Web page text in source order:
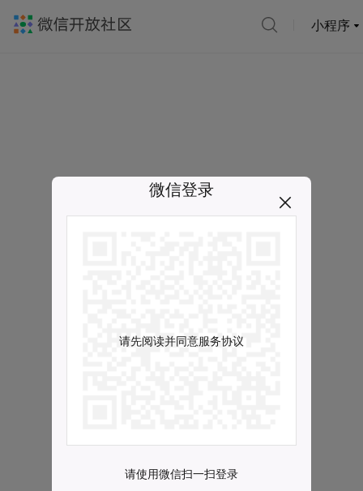
小程序
微信登录
请先阅读并同意服务协议
请使用微信扫一扫登录